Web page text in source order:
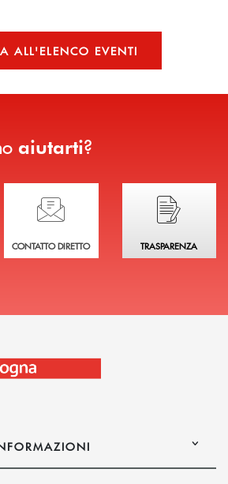
ALL'ELENCO EVENTI
aiutarti?
a teHai bisogno di assistenza immediata?
CONTATTO DIRETTO
Hai bisogno di
TRASPARENZA